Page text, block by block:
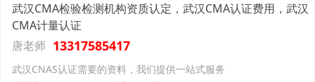
武汉CMA检验检测机构资质认定，武汉CMA认证费用，武汉
CMA计量认证
唐老师 13317585417
武汉CNAS认证需要的资料，我们提供一站式服务